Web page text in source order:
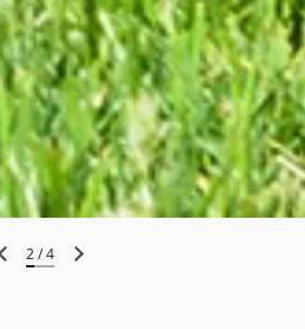
Forrige slideNæste slide
2/4